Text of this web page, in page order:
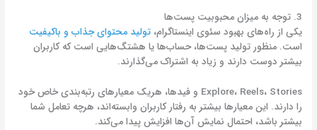
3. توجه به میزان محبوبیت پست‌ها
یکی از راه‌های بهبود سئوی اینستاگرام، تولید محتوای جذاب و باکیفیت
است. منظور تولید پست‌ها، حساب‌ها یا هشتگ‌هایی است که کاربران
بیشتر دوست دارند و زیاد به اشتراک می‌گذارند.
Explore، Reels، Stories و فیدها، هریک معیارهای رتبه‌بندی خاص خود
را دارند. این معیارها بیشتر به رفتار کاربران وابسته‌اند، هرچه تعامل شما
بیشتر باشد، احتمال نمایش آن‌ها افزایش پیدا می‌کند.